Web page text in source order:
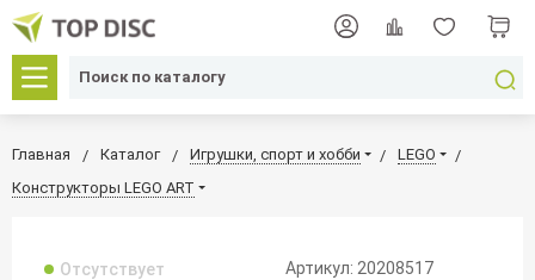
Главная Каталог Игрушки, спорт и хобби
LEGO
Конструкторы LEGO ART
Отсутствует Артикул: 20208517